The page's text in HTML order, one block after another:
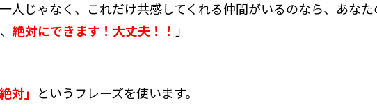
一人じゃなく、これだけ共感してくれる仲間がいるのなら、あな
絶対にできます！ 大丈夫！！ 」
絶対」 というフレーズを使います。